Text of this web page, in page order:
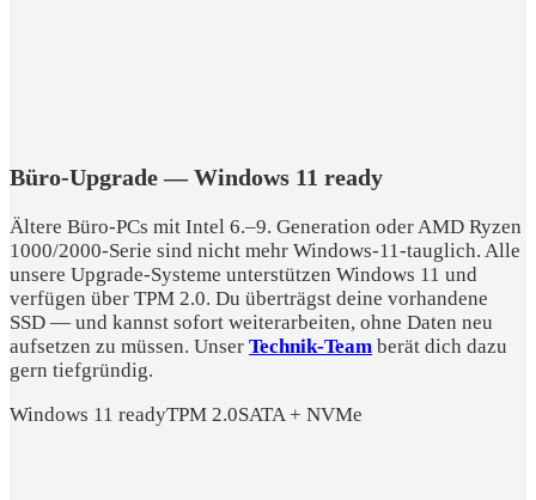
Büro-Upgrade — Windows 11 ready
Ältere Büro-PCs mit Intel 6.–9. Generation oder AMD Ryzen
1000/2000-Serie sind nicht mehr Windows-11-tauglich. Alle
unsere Upgrade-Systeme unterstützen Windows 11 und
verfügen über TPM 2.0. Du überträgst deine vorhandene
SSD — und kannst sofort weiterarbeiten, ohne Daten neu
aufsetzen zu müssen. Unser Technik-Team berät dich dazu
gern tiefgründig.
Windows 11 readyTPM 2.0SATA + NVMe